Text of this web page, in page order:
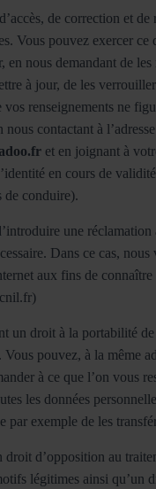
de correction et de
Vous pouvez exercer ce
en nous demandant de
à jour, de les
vos renseignements ne
contactant à
et en joignant à
en cours de
de conduire).
une
Dans ce cas,
aux fins de connaître
un droit à la portabilité
Vous pouvez, à la même
à ce que l’on vous
les données
par exemple de les
d’opposition au
légitimes ainsi qu’un